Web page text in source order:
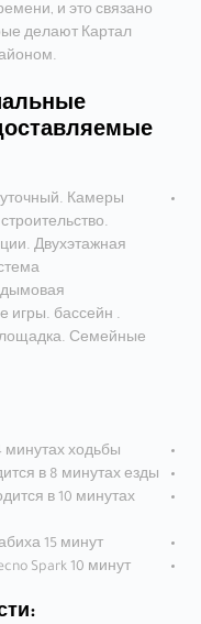
и это связано
делают Картал
Камеры
Двухэтажная
игры. бассейн .
Семейные
ходьбы.
в 8 минутах езды.
в 10 минутах
15 минут.
Spark 10 минут.